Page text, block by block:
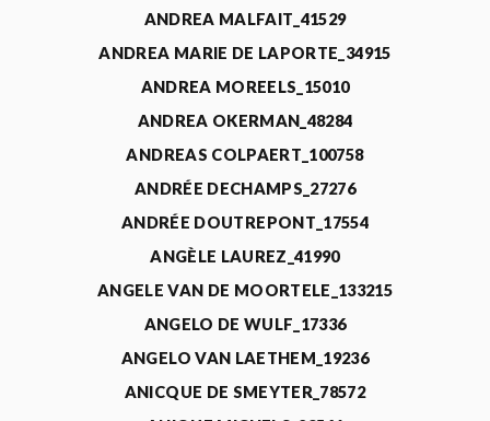
ANDREA MALFAIT_41529
ANDREA MARIE DE LAPORTE_34915
ANDREA MOREELS_15010
ANDREA OKERMAN_48284
ANDREAS COLPAERT_100758
ANDRÉE DECHAMPS_27276
ANDRÉE DOUTREPONT_17554
ANGÈLE LAUREZ_41990
ANGELE VAN DE MOORTELE_133215
ANGELO DE WULF_17336
ANGELO VAN LAETHEM_19236
ANICQUE DE SMEYTER_78572